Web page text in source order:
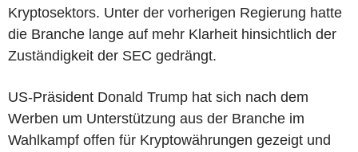
Kryptosektors. Unter der vorherigen Regierung hatte
die Branche lange auf mehr Klarheit hinsichtlich der
Zuständigkeit der SEC gedrängt.
US-Präsident Donald Trump hat sich nach dem
Werben um Unterstützung aus der Branche im
Wahlkampf offen für Kryptowährungen gezeigt und